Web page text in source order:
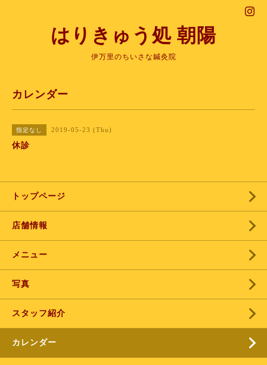
はりきゅう処 朝陽
伊万里のちいさな鍼灸院
カレンダー
指定なし 2019-05-23 (Thu)
休診
トップページ
店舗情報
メニュー
写真
スタッフ紹介
カレンダー